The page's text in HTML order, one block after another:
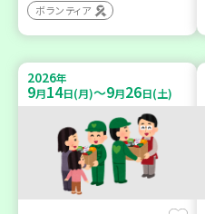
ボランティア
2026年
9月14日(月)～9月26日(土)